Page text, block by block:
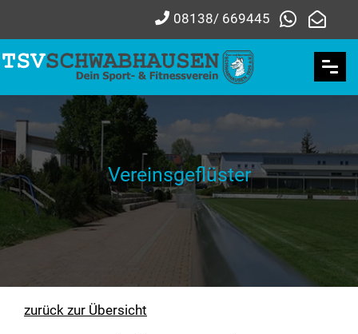
08138/ 669445
Vereinsgeflüster
zurück zur Übersicht